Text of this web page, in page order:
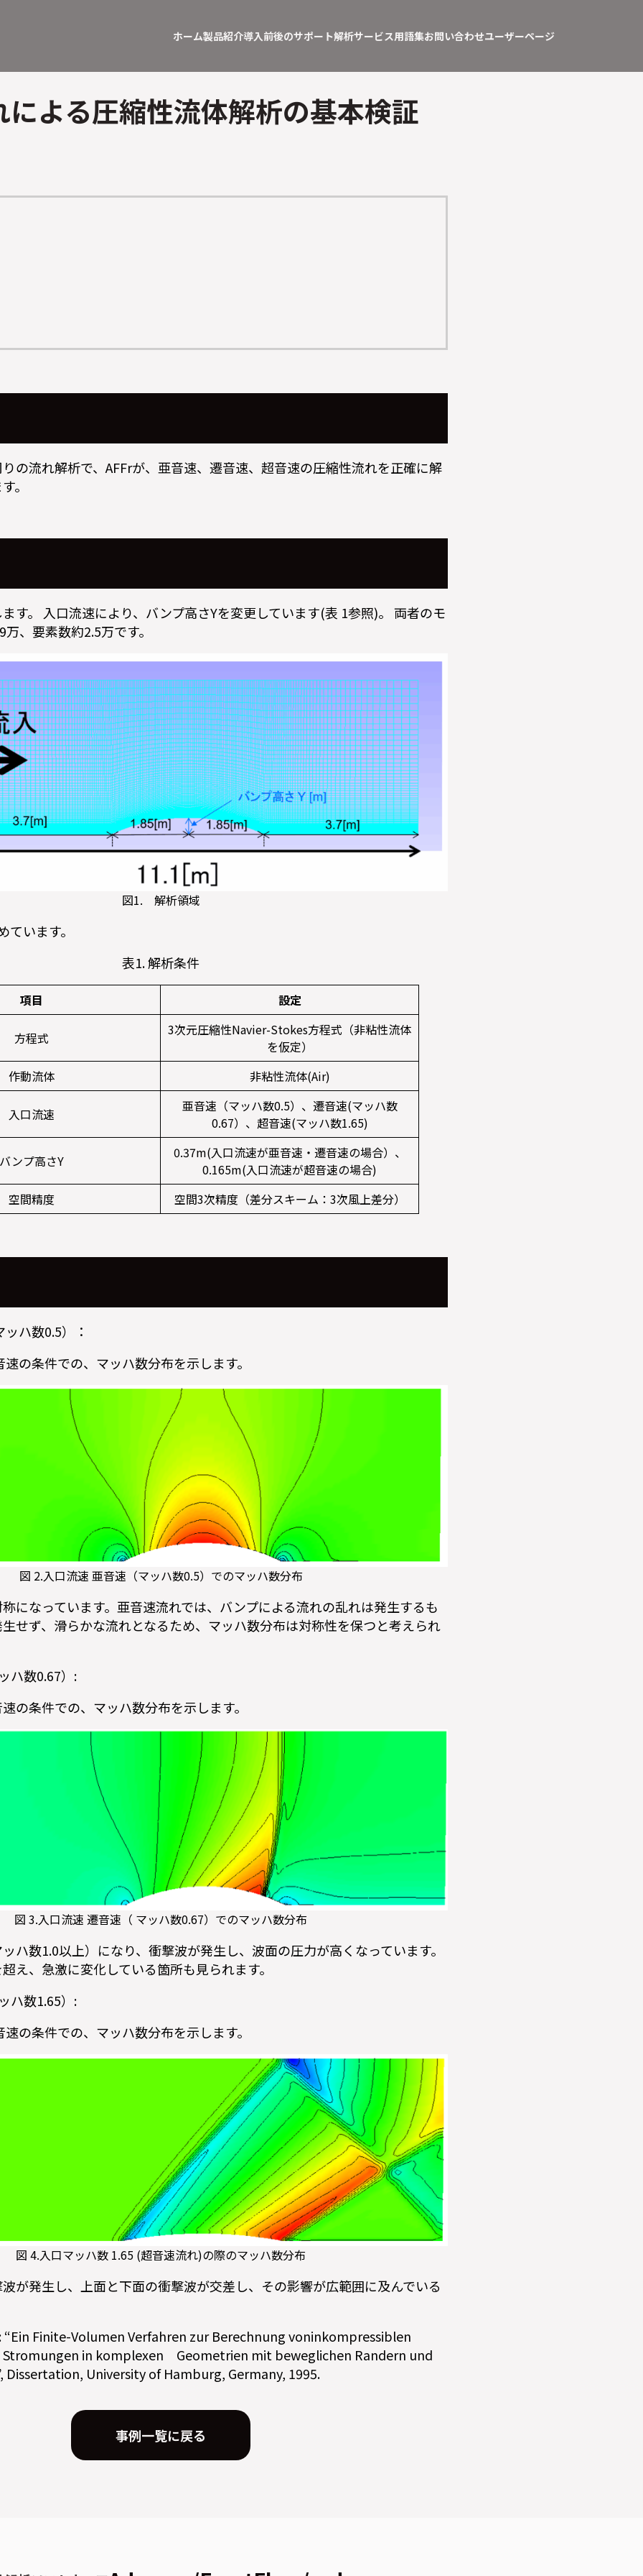
ホーム製品紹介導入前後のサポート解析サービス用語集お問い合わせユーザーページ
よる圧縮性流体解析の基本検証
の流れ解析で、AFFrが、亜音速、遷音速、超音速の圧縮性流れを正確に解
。
す。 入口流速により、バンプ高さYを変更しています(表 1参照)。 両者のモ
、要素数約2.5万です。
図1. 解析領域
います。
表1. 解析条件
項目 設定
方程式
3次元圧縮性Navier-Stokes方程式（非粘性流体
を仮定）
作動流体
非粘性流体(Air)
入口流速
亜音速（マッハ数0.5）、遷音速(マッハ数
0.67）、超音速(マッハ数1.65)
バンプ高さY
0.37m(入口流速が亜音速・遷音速の場合）、
0.165m(入口流速が超音速の場合)
空間精度
空間3次精度（差分スキーム：3次風上差分）
ハ数0.5）：
の条件での、マッハ数分布を示します。
図 2.入口流速 亜音速（マッハ数0.5）でのマッハ数分布
になっています。亜音速流れでは、バンプによる流れの乱れは発生するも
せず、滑らかな流れとなるため、マッハ数分布は対称性を保つと考えられ
ハ数0.67）:
の条件での、マッハ数分布を示します。
図 3.入口流速 遷音速（ マッハ数0.67）でのマッハ数分布
ハ数1.0以上）になり、衝撃波が発生し、波面の圧力が高くなっています。
え、急激に変化している箇所も見られます。
ハ数1.65）:
の条件での、マッハ数分布を示します。
図 4.入口マッハ数 1.65 (超音速流れ)の際のマッハ数分布
が発生し、上面と下面の衝撃波が交差し、その影響が広範囲に及んでいる
“Ein Finite-Volumen Verfahren zur Berechnung voninkompressiblen
in komplexen Geometrien mit beweglichen Randern und
University of Hamburg, Germany, 1995.
事例一覧に戻る